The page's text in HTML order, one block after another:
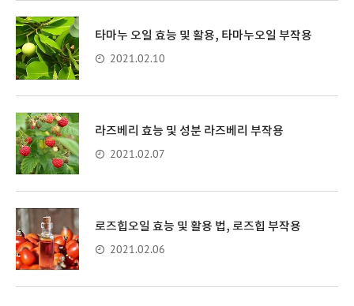
타마누 오일 효능 및 활용, 타마누오일 부작용
2021.02.10
라즈베리 효능 및 성분 라즈베리 부작용
2021.02.07
로즈힙오일 효능 및 활용 법, 로즈힙 부작용
2021.02.06